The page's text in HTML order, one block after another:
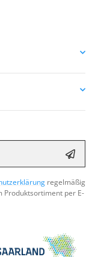
regelmäßig
Produktsortiment per E-